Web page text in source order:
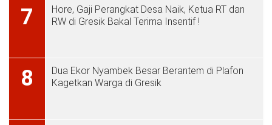
7
Hore, Gaji Perangkat Desa Naik, Ketua RT dan
RW di Gresik Bakal Terima Insentif !
8
Dua Ekor Nyambek Besar Berantem di Plafon
Kagetkan Warga di Gresik